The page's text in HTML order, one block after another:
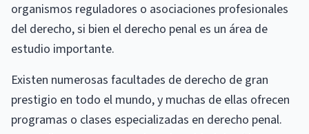
organismos reguladores o asociaciones profesionales
del derecho, si bien el derecho penal es un área de
estudio importante.
Existen numerosas facultades de derecho de gran
prestigio en todo el mundo, y muchas de ellas ofrecen
programas o clases especializadas en derecho penal.